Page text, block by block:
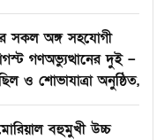
সকল অঙ্গ সহযোগী
গণঅভ্যুত্থানের দুই –
ও শোভাযাত্রা অনুষ্ঠিত,
বহুমুখী উচ্চ